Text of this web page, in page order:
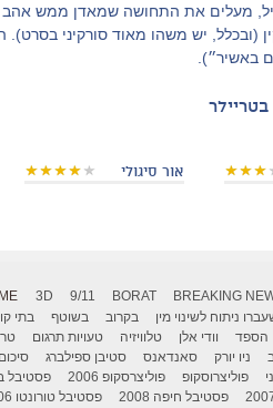
פיל, מעלים את התחושה שמאדן ממש
(ובכלל, יש משהו מאוד סורקיני
באשיר״).
בטריילר
אור סיגולי
3D 9/11 BORAT BREAKING
ניתוח לשינוי מין בקרוב בשוטף בתי
הספד וודי אלן טלוויזיה טעויות תרגום
ניו יורק סאנדאנס סטיבן ספילברג
פוליצרוסקופ פוליצרסקופ 2006 פסטיבל
פסטיבל חיפה 2008 פסטיבל טורונטו 2006